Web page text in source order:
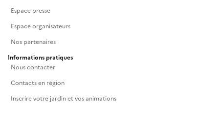
Espace presse
Espace organisateurs
Nos partenaires
Informations pratiques
Nous contacter
Contacts en région
Inscrire votre jardin et vos animations